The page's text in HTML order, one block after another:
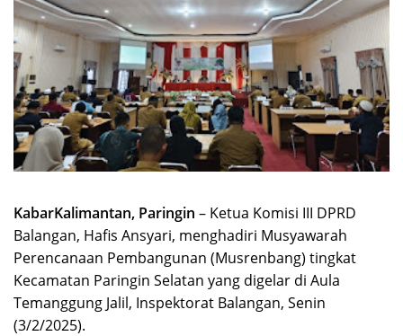
KabarKalimantan, Paringin – Ketua Komisi III DPRD
Balangan, Hafis Ansyari, menghadiri Musyawarah
Perencanaan Pembangunan (Musrenbang) tingkat
Kecamatan Paringin Selatan yang digelar di Aula
Temanggung Jalil, Inspektorat Balangan, Senin
(3/2/2025).